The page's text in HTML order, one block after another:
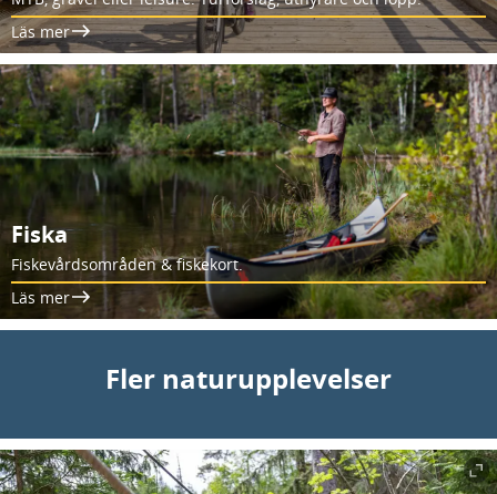
Läs mer
Fiska
Fiskevårdsområden & fiskekort.
Läs mer
Fler naturupplevelser